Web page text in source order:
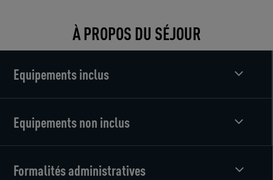
À PROPOS DU SÉJOUR
Equipements inclus
Equipements non inclus
Formalités administratives